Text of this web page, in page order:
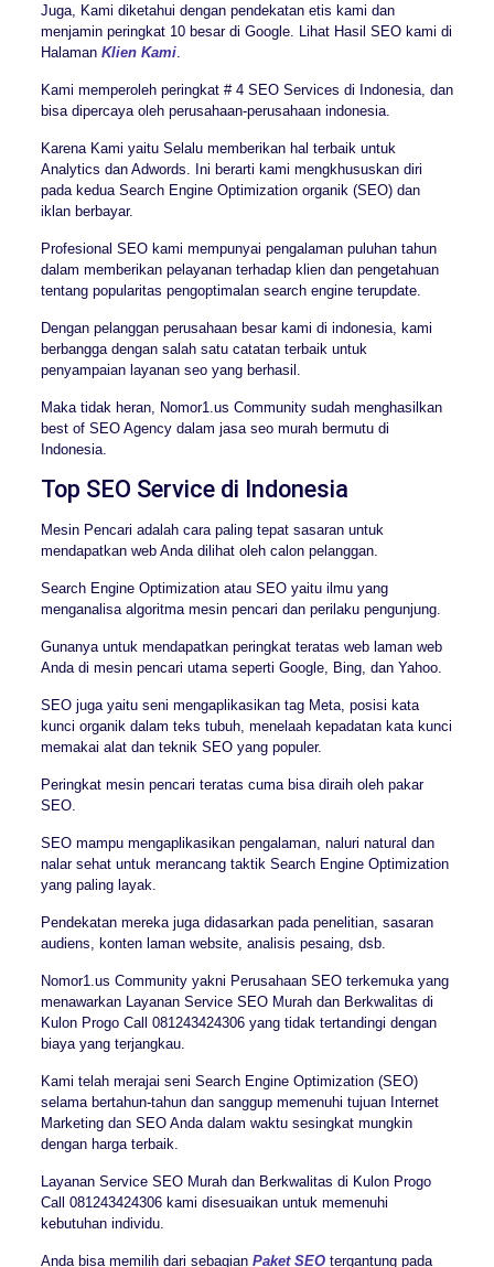
Juga, Kami diketahui dengan pendekatan etis kami dan
menjamin peringkat 10 besar di Google. Lihat Hasil SEO kami di
Halaman Klien Kami.
Kami memperoleh peringkat # 4 SEO Services di Indonesia, dan
bisa dipercaya oleh perusahaan-perusahaan indonesia.
Karena Kami yaitu Selalu memberikan hal terbaik untuk
Analytics dan Adwords. Ini berarti kami mengkhususkan diri
pada kedua Search Engine Optimization organik (SEO) dan
iklan berbayar.
Profesional SEO kami mempunyai pengalaman puluhan tahun
dalam memberikan pelayanan terhadap klien dan pengetahuan
tentang popularitas pengoptimalan search engine terupdate.
Dengan pelanggan perusahaan besar kami di indonesia, kami
berbangga dengan salah satu catatan terbaik untuk
penyampaian layanan seo yang berhasil.
Maka tidak heran, Nomor1.us Community sudah menghasilkan
best of SEO Agency dalam jasa seo murah bermutu di
Indonesia.
Top SEO Service di Indonesia
Mesin Pencari adalah cara paling tepat sasaran untuk
mendapatkan web Anda dilihat oleh calon pelanggan.
Search Engine Optimization atau SEO yaitu ilmu yang
menganalisa algoritma mesin pencari dan perilaku pengunjung.
Gunanya untuk mendapatkan peringkat teratas web laman web
Anda di mesin pencari utama seperti Google, Bing, dan Yahoo.
SEO juga yaitu seni mengaplikasikan tag Meta, posisi kata
kunci organik dalam teks tubuh, menelaah kepadatan kata kunci
memakai alat dan teknik SEO yang populer.
Peringkat mesin pencari teratas cuma bisa diraih oleh pakar
SEO.
SEO mampu mengaplikasikan pengalaman, naluri natural dan
nalar sehat untuk merancang taktik Search Engine Optimization
yang paling layak.
Pendekatan mereka juga didasarkan pada penelitian, sasaran
audiens, konten laman website, analisis pesaing, dsb.
Nomor1.us Community yakni Perusahaan SEO terkemuka yang
menawarkan Layanan Service SEO Murah dan Berkwalitas di
Kulon Progo Call 081243424306 yang tidak tertandingi dengan
biaya yang terjangkau.
Kami telah merajai seni Search Engine Optimization (SEO)
selama bertahun-tahun dan sanggup memenuhi tujuan Internet
Marketing dan SEO Anda dalam waktu sesingkat mungkin
dengan harga terbaik.
Layanan Service SEO Murah dan Berkwalitas di Kulon Progo
Call 081243424306 kami disesuaikan untuk memenuhi
kebutuhan individu.
Anda bisa memilih dari sebagian Paket SEOtergantung pada